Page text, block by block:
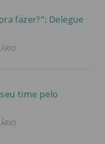
fazer?”: Delegue
time pelo